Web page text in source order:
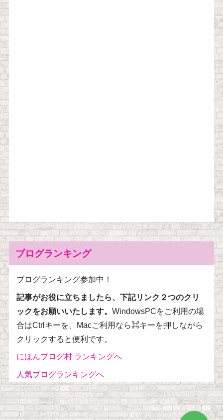
ブログランキング
ブログランキング参加中！
記事がお役に立ちましたら、下記リンク２つのクリ
ックをお願いいたします。 WindowsPCをご利用の場
合はCtrlキーを、Macご利用なら⌘キーを押しながら
クリックすると便利です。
にほんブログ村 ランキングへ
人気ブログランキングへ